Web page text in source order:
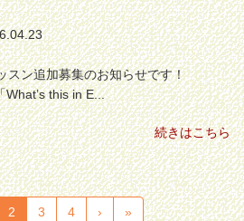
スン追加募集のお知らせです！
this in E...
続きはこちら
2 3 4 › »